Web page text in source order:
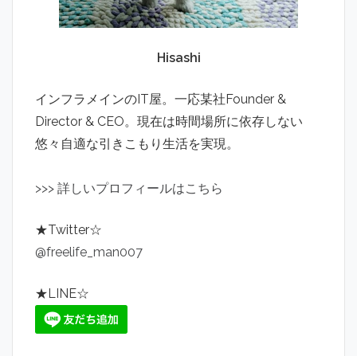
Hisashi
インフラメインのIT屋。一応某社Founder &
Director & CEO。現在は時間場所に依存しない
悠々自適な引きこもり生活を実現。
>>> 詳しいプロフィールはこちら
★Twitter☆
@freelife_man007
★LINE☆